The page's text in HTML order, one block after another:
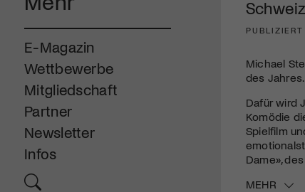
E-Magazin
Wettbewerbe
Mitgliedschaft
Partner
Newsletter
Infos
Michael
des Jahres.
Dafür wird
Komödie
Spielfilm
Dame»,
MEHR